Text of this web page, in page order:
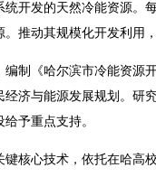
发的天然冷能资源。
推动其规模化开发利用
《哈尔滨市冷能资源
济与能源发展规划。研
予重点支持。
心技术，依托在哈高校